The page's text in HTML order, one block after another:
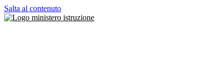
Salta al contenuto